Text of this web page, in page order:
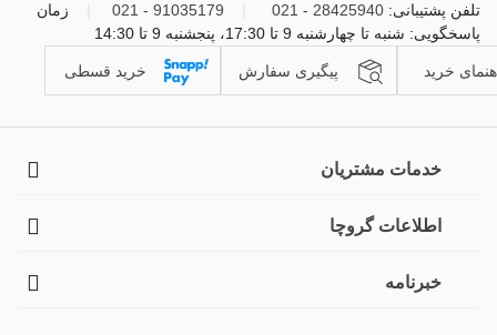
تلفن پشتیبانی: 28425940 - 021
91035179 - 021
زمان
پاسخگویی: شنبه تا چهارشنبه 9 تا 17:30، پنجشنبه 9 تا 14:30
خرید پیگیری سفارش خرید قسطی
خدمات مشتریان
اطلاعات گروچا
خبرنامه